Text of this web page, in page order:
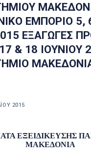
ΕΜΠΟΡΙΟ 5,
ΕΞΑΓΩΓΕΣ
& 18 ΙΟΥΝΙΟΥ
2015
ΕΞΕΙΔΙΚΕΥΣΗΣ
ΜΑΚΕΔΟΝΙΑ